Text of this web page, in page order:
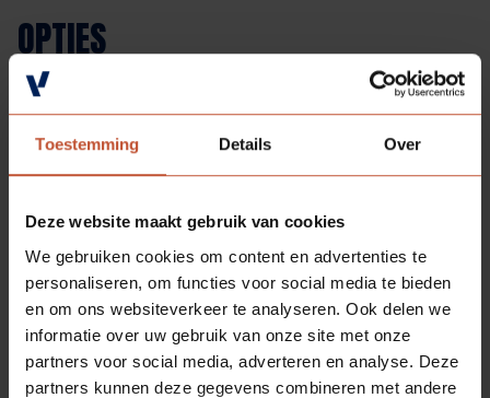
Toestemming Details Over
Deze website maakt gebruik van cookies
We gebruiken cookies om content en advertenties te
personaliseren, om functies voor social media te bieden
en om ons websiteverkeer te analyseren. Ook delen we
informatie over uw gebruik van onze site met onze
partners voor social media, adverteren en analyse. Deze
partners kunnen deze gegevens combineren met andere
OPTIES
SOORTGELIJKE PRODUCTEN